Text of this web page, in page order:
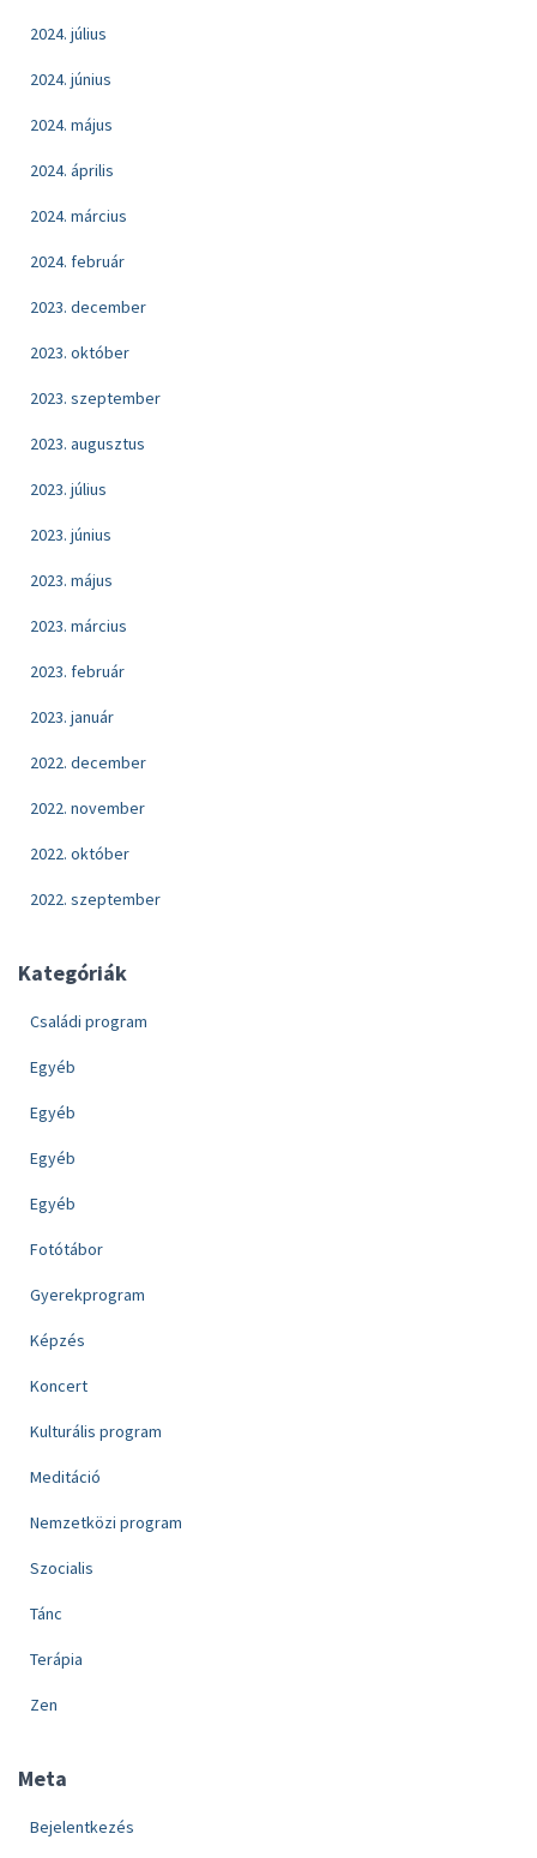
2024. július
2024. június
2024. május
2024. április
2024. március
2024. február
2023. december
2023. október
2023. szeptember
2023. augusztus
2023. július
2023. június
2023. május
2023. március
2023. február
2023. január
2022. december
2022. november
2022. október
2022. szeptember
Kategóriák
Családi program
Egyéb
Egyéb
Egyéb
Egyéb
Fotótábor
Gyerekprogram
Képzés
Koncert
Kulturális program
Meditáció
Nemzetközi program
Szocialis
Tánc
Terápia
Zen
Meta
Bejelentkezés